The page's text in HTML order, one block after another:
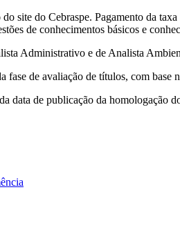
site do Cebraspe. Pagamento da
de conhecimentos básicos e
Administrativo e de Analista
de avaliação de títulos, com base
data de publicação da